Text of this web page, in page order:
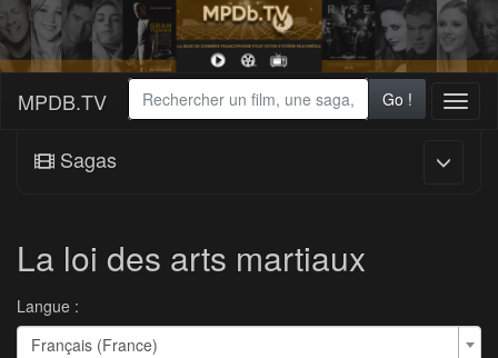
MPDB.TV Go !
Sagas
La loi des arts martiaux
Langue :
Français (France)